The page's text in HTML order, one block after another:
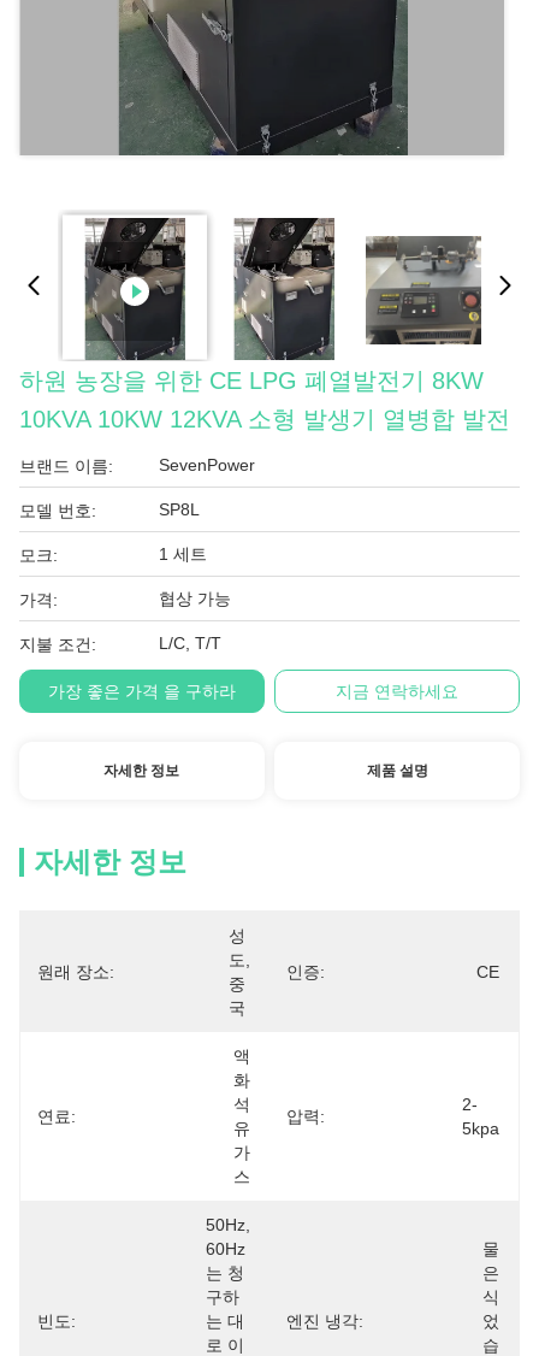
하원 농장을 위한 CE LPG 폐열발전기 8KW
10KVA 10KW 12KVA 소형 발생기 열병합 발전
브랜드 이름: SevenPower
모델 번호: SP8L
모크: 1 세트
가격: 협상 가능
지불 조건: L/C, T/T
가장 좋은 가격 을 구하라 지금 연락하세요
자세한 정보 제품 설명
자세한 정보
원래 장소:
성
도,
중
국
인증: CE
연료:
액
화
석
유
가
스
압력:
2-
5kpa
빈도:
50Hz,
60Hz
는 청
구하
는 대
로 이
엔진 냉각:
물
은
식
었
습